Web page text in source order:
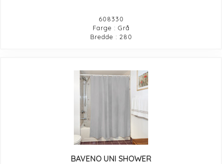
608330
Farge : Grå
Bredde : 280
BAVENO UNI SHOWER